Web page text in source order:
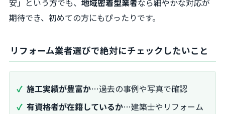
安」という方でも、 地域密着型業者なら細やかな対応が
期待でき、初めての方にもぴったりです。
リフォーム業者選びで絶対にチェックしたいこと
施工実績が豊富か…過去の事例や写真で確認
有資格者が在籍しているか…建築士やリフォーム